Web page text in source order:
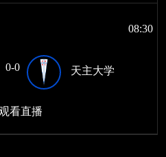
08:30
0-0 天主大学
看直播